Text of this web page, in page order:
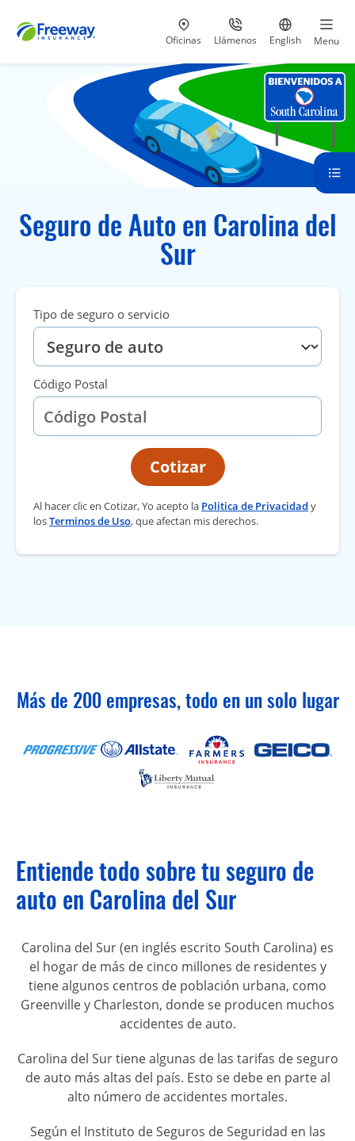
Visita nuestras
Oficinas Llámenos
al 800-441-5533
Ir al sitio
English Menu
Seguro de Auto en Carolina del
Sur
Tipo de seguro o servicio
Código Postal
Cotizar
Al hacer clic en Cotizar, Yo acepto la Politica de Privacidad y
losTerminos de Uso, que afectan mis derechos.
Más de 200 empresas, todo en un solo lugar
Entiende todo sobre tu seguro de
auto en Carolina del Sur
Carolina del Sur (en inglés escrito South Carolina) es
el hogar de más de cinco millones de residentes y
tiene algunos centros de población urbana, como
Greenville y Charleston, donde se producen muchos
accidentes de auto.
Carolina del Sur tiene algunas de las tarifas de seguro
de auto más altas del país. Esto se debe en parte al
alto número de accidentes mortales.
Según el Instituto de Seguros de Seguridad en las